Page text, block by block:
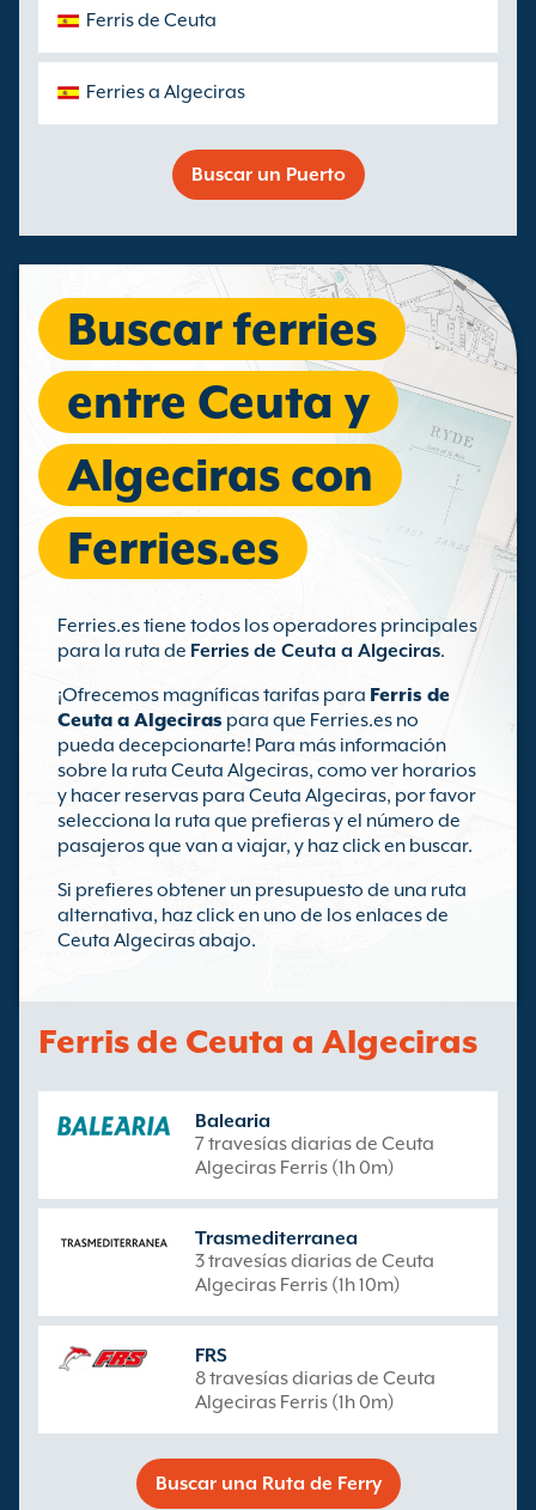
Ferris de Ceuta
Ferries a Algeciras
Buscar un Puerto
Buscar ferries
entre Ceuta y
Algeciras con
Ferries.es
Ferries.es tiene todos los operadores principales
para la ruta de Ferries de Ceuta a Algeciras.
¡Ofrecemos magníficas tarifas para Ferris de
Ceuta a Algeciras para que Ferries.es no
pueda decepcionarte! Para más información
sobre la ruta Ceuta Algeciras, como ver horarios
y hacer reservas para Ceuta Algeciras, por favor
selecciona la ruta que prefieras y el número de
pasajeros que van a viajar, y haz click en buscar.
Si prefieres obtener un presupuesto de una ruta
alternativa, haz click en uno de los enlaces de
Ceuta Algeciras abajo.
Ferris de Ceuta a Algeciras
Balearia
7 travesías diarias de Ceuta
Algeciras Ferris (1h 0m)
Trasmediterranea
3 travesías diarias de Ceuta
Algeciras Ferris (1h 10m)
FRS
8 travesías diarias de Ceuta
Algeciras Ferris (1h 0m)
Buscar una Ruta de Ferry